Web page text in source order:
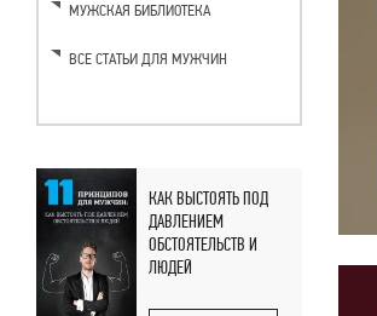
МУЖСКАЯ БИБЛИОТЕКА
ВСЕ СТАТЬИ ДЛЯ МУЖЧИН
КАК ВЫСТОЯТЬ ПОД
ДАВЛЕНИЕМ
ОБСТОЯТЕЛЬСТВ И
ЛЮДЕЙ